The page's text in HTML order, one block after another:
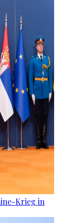
Krieg in